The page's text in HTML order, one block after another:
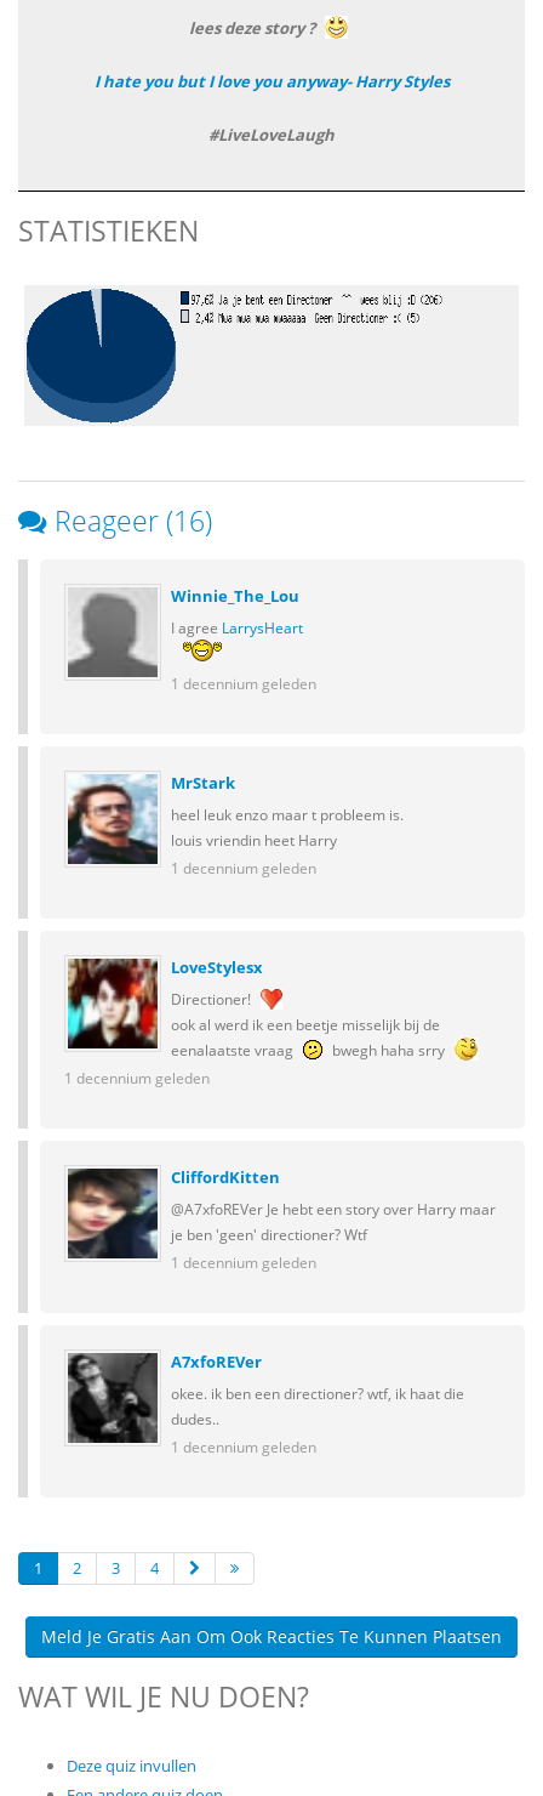
lees deze story ?
I hate you but I love you anyway- Harry Styles
#LiveLoveLaugh
STATISTIEKEN
Reageer (16)
Winnie_The_Lou
I agree LarrysHeart
1 decennium geleden
MrStark
heel leuk enzo maar t probleem is.
louis vriendin heet Harry
1 decennium geleden
LoveStylesx
Directioner!
ook al werd ik een beetje misselijk bij de
eenalaatste vraag
bwegh haha srry
1 decennium geleden
CliffordKitten
@A7xfoREVer Je hebt een story over Harry maar
je ben 'geen' directioner? Wtf
1 decennium geleden
A7xfoREVer
okee. ik ben een directioner? wtf, ik haat die
dudes..
1 decennium geleden
1 2 3 4
Meld Je Gratis Aan Om Ook Reacties Te Kunnen Plaatsen
WAT WIL JE NU DOEN?
Deze quiz invullen